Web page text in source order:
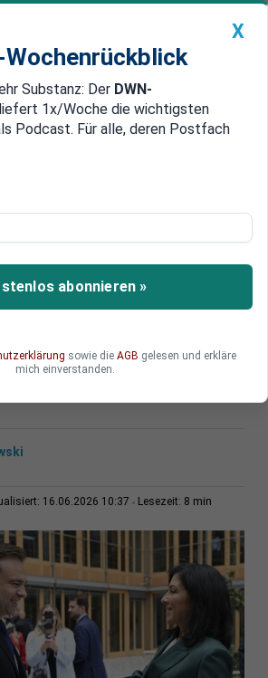
DWN: Geldanlage Premium
DWN-Magazin China
die deutsche
steht unter Druck, da
als Absatzmärkte
und Mittelosteuropa fangen
die deutsche Industrie immer
16.06.2026 10:37 Lesezeit: 8 min
X
Wochenrückblick
Substanz: Der DWN-
liefert 1x/Woche die wichtigsten
Podcast. Für alle, deren Postfach
abonnieren »
sowie die AGB gelesen und erkläre
mich einverstanden.